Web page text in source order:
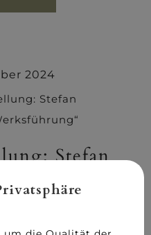
2024
Stefan
19.00 Uhr im Spital